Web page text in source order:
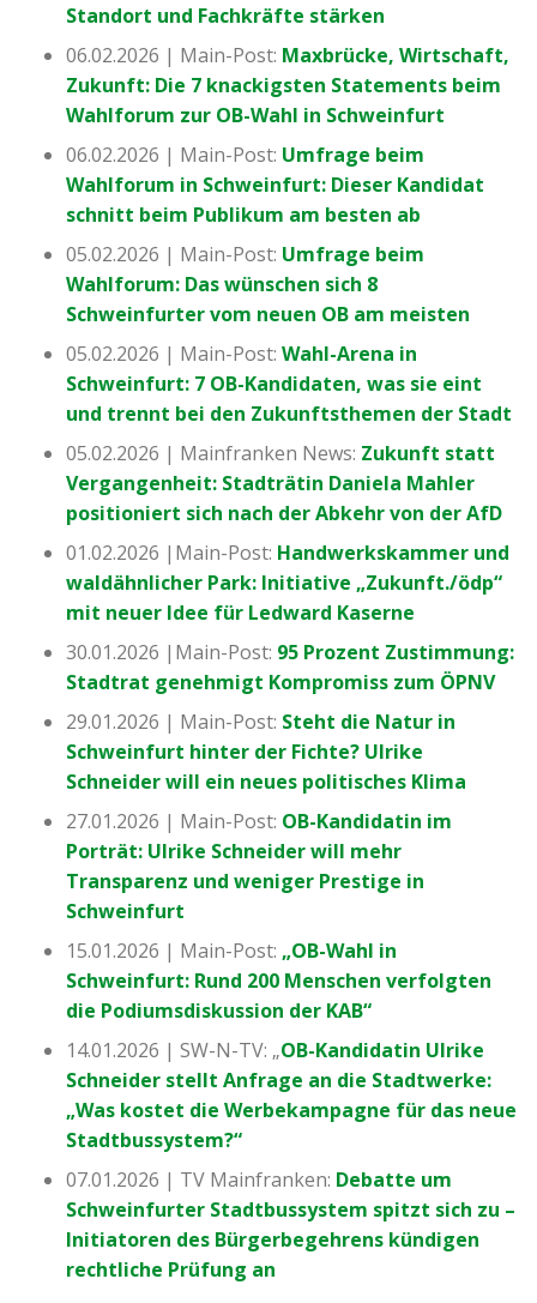
Standort und Fachkräfte stärken
06.02.2026 | Main-Post: Maxbrücke, Wirtschaft,
Zukunft: Die 7 knackigsten Statements beim
Wahlforum zur OB-Wahl in Schweinfurt
06.02.2026 | Main-Post: Umfrage beim
Wahlforum in Schweinfurt: Dieser Kandidat
schnitt beim Publikum am besten ab
05.02.2026 | Main-Post: Umfrage beim
Wahlforum: Das wünschen sich 8
Schweinfurter vom neuen OB am meisten
05.02.2026 | Main-Post: Wahl-Arena in
Schweinfurt: 7 OB-Kandidaten, was sie eint
und trennt bei den Zukunftsthemen der Stadt
05.02.2026 | Mainfranken News: Zukunft statt
Vergangenheit: Stadträtin Daniela Mahler
positioniert sich nach der Abkehr von der AfD
01.02.2026 |Main-Post: Handwerkskammer und
waldähnlicher Park: Initiative „Zukunft./ödp“
mit neuer Idee für Ledward Kaserne
30.01.2026 |Main-Post: 95 Prozent Zustimmung:
Stadtrat genehmigt Kompromiss zum ÖPNV
29.01.2026 | Main-Post: Steht die Natur in
Schweinfurt hinter der Fichte? Ulrike
Schneider will ein neues politisches Klima
27.01.2026 | Main-Post: OB-Kandidatin im
Porträt: Ulrike Schneider will mehr
Transparenz und weniger Prestige in
Schweinfurt
15.01.2026 | Main-Post: „OB-Wahl in
Schweinfurt: Rund 200 Menschen verfolgten
die Podiumsdiskussion der KAB“
14.01.2026 | SW-N-TV: „OB-Kandidatin Ulrike
Schneider stellt Anfrage an die Stadtwerke:
„Was kostet die Werbekampagne für das neue
Stadtbussystem?“
07.01.2026 | TV Mainfranken: Debatte um
Schweinfurter Stadtbussystem spitzt sich zu –
Initiatoren des Bürgerbegehrens kündigen
rechtliche Prüfung an